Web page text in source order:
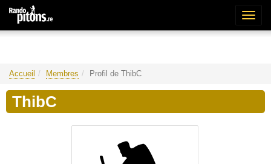
Accueil Membres Profil de ThibC
ThibC